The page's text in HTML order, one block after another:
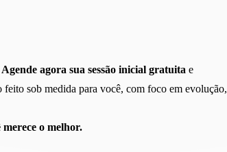
Agende agora sua sessão inicial gratuita e
sob medida para você, com foco em evolução,
o melhor.